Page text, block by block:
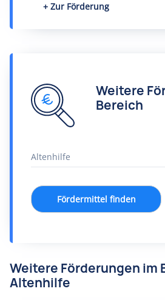
Zur Förderung
Weitere
Bereich
Fördermittel finden
Weitere Förderungen im
Altenhilfe